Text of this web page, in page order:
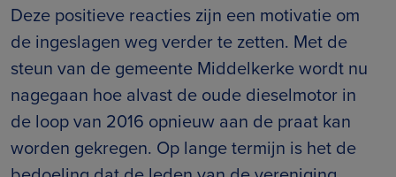
Deze positieve reacties zijn een motivatie om
de ingeslagen weg verder te zetten. Met de
steun van de gemeente Middelkerke wordt nu
nagegaan hoe alvast de oude dieselmotor in
de loop van 2016 opnieuw aan de praat kan
worden gekregen. Op lange termijn is het de